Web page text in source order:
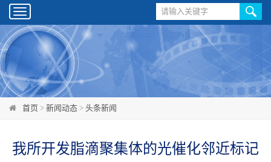
Toggle
navigation
首页 > 新闻动态 > 头条新闻
我所开发脂滴聚集体的光催化邻近标记